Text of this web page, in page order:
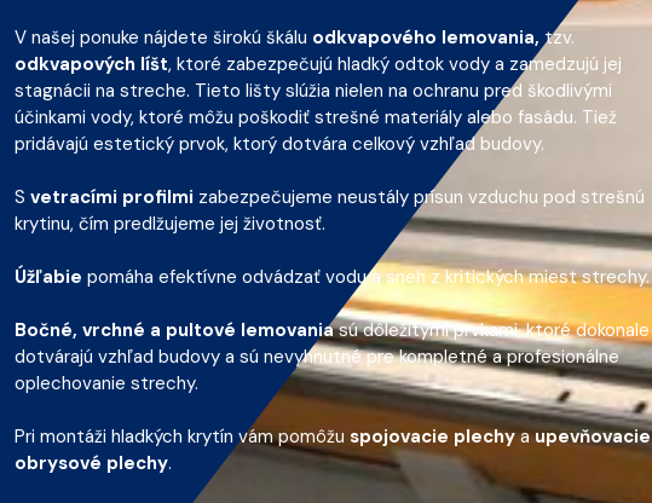
V našej ponuke nájdete širokú škálu odkvapového lemovania, tzv.
odkvapových líšt, ktoré zabezpečujú hladký odtok vody a zamedzujú jej
stagnácii na streche. Tieto lišty slúžia nielen na ochranu pred škodlivými
účinkami vody, ktoré môžu poškodiť strešné materiály alebo fasádu. Tiež
pridávajú estetický prvok, ktorý dotvára celkový vzhľad budovy.
S vetracími profilmi zabezpečujeme neustály prísun vzduchu pod strešnú
krytinu, čím predlžujeme jej životnosť.
Úžľabie pomáha efektívne odvádzať vodu a sneh z kritických miest strechy.
Bočné, vrchné a pultové lemovaniasú dôležitými prvkami, ktoré dokonale
dotvárajú vzhľad budovy a sú nevyhnutné pre kompletné a profesionálne
oplechovanie strechy.
Pri montáži hladkých krytín vám pomôžu spojovacie plechyaupevňovacie
obrysové plechy.